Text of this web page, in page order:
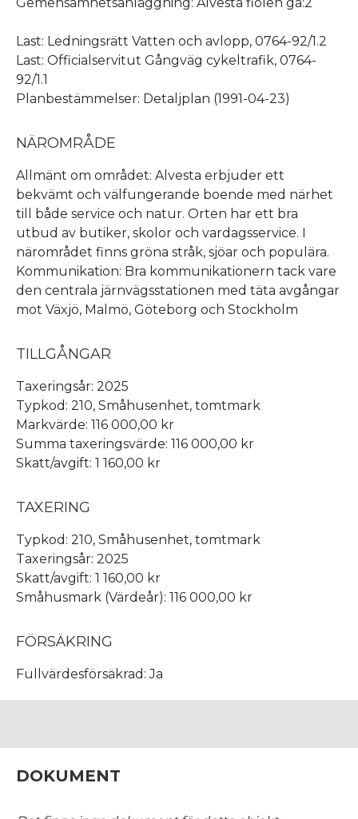
Last: Ledningsrätt Vatten och avlopp, 0764-92/1.2
Last: Officialservitut Gångväg cykeltrafik, 0764-
92/1.1
Planbestämmelser: Detaljplan (1991-04-23)
NÄROMRÅDE
Allmänt om området: Alvesta erbjuder ett
bekvämt och välfungerande boende med närhet
till både service och natur. Orten har ett bra
utbud av butiker, skolor och vardagsservice. I
närområdet finns gröna stråk, sjöar och populära.
Kommunikation: Bra kommunikationern tack vare
den centrala järnvägsstationen med täta avgångar
mot Växjö, Malmö, Göteborg och Stockholm
TILLGÅNGAR
Taxeringsår: 2025
Typkod: 210, Småhusenhet, tomtmark
Markvärde: 116 000,00 kr
Summa taxeringsvärde: 116 000,00 kr
Skatt/avgift: 1 160,00 kr
TAXERING
Typkod: 210, Småhusenhet, tomtmark
Taxeringsår: 2025
Skatt/avgift: 1 160,00 kr
Småhusmark (Värdeår): 116 000,00 kr
FÖRSÄKRING
Fullvärdesförsäkrad: Ja
DOKUMENT